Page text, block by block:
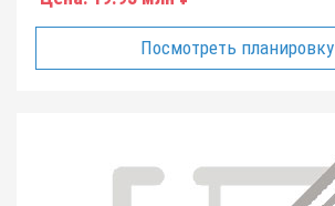
Посмотреть планировку